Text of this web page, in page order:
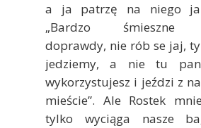
a ja patrzę na niego jak
„Bardzo śmieszne
doprawdy, nie rób se jaj,
jedziemy, a nie tu
wykorzystujesz i jeździ z
mieście”. Ale Rostek
tylko wyciąga nasze